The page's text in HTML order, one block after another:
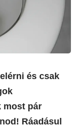
és csak
most pár
Ráadásul